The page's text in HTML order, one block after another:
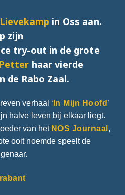
in Oss aan.
zijn
try-out in de grote
haar vierde
de Rabo Zaal.
verhaal ‘ In Mijn Hoofd ’
halve leven bij elkaar liegt.
van het NOS Journaal ,
ooit noemde speelt de